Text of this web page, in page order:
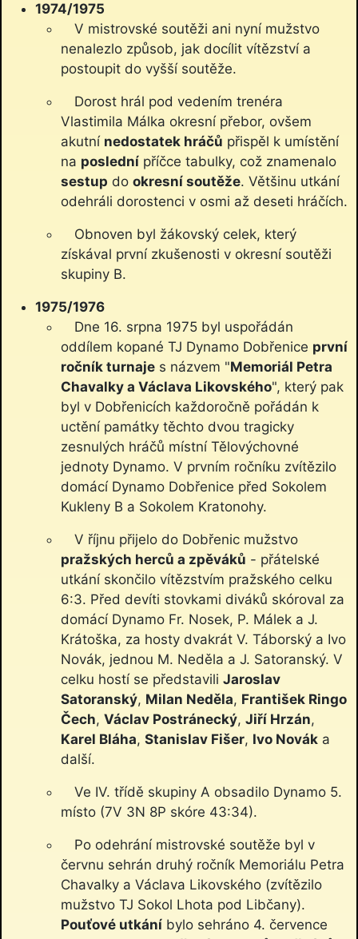
1974/1975
V mistrovské soutěži ani nyní mužstvo
nenalezlo způsob, jak docílit vítězství a
postoupit do vyšší soutěže.
Dorost hrál pod vedením trenéra
Vlastimila Málka okresní přebor, ovšem
akutní nedostatek hráčů přispěl k umístění
na poslední příčce tabulky, což znamenalo
sestup do okresní soutěže. Většinu utkání
odehráli dorostenci v osmi až deseti hráčích.
Obnoven byl žákovský celek, který
získával první zkušenosti v okresní soutěži
skupiny B.
1975/1976
Dne 16. srpna 1975 byl uspořádán
oddílem kopané TJ Dynamo Dobřenice první
ročník turnaje s názvem "Memoriál Petra
Chavalky a Václava Likovského", který pak
byl v Dobřenicích každoročně pořádán k
uctění památky těchto dvou tragicky
zesnulých hráčů místní Tělovýchovné
jednoty Dynamo. V prvním ročníku zvítězilo
domácí Dynamo Dobřenice před Sokolem
Kukleny B a Sokolem Kratonohy.
V říjnu přijelo do Dobřenic mužstvo
pražských herců a zpěváků - přátelské
utkání skončilo vítězstvím pražského celku
6:3. Před devíti stovkami diváků skóroval za
domácí Dynamo Fr. Nosek, P. Málek a J.
Krátoška, za hosty dvakrát V. Táborský a Ivo
Novák, jednou M. Neděla a J. Satoranský. V
celku hostí se představili Jaroslav
Satoranský, Milan Neděla, František Ringo
Čech, Václav Postránecký, Jiří Hrzán,
Karel Bláha, Stanislav Fišer, Ivo Novák a
další.
Ve IV. třídě skupiny A obsadilo Dynamo 5.
místo (7V 3N 8P skóre 43:34).
Po odehrání mistrovské soutěže byl v
červnu sehrán druhý ročník Memoriálu Petra
Chavalky a Václava Likovského (zvítězilo
mužstvo TJ Sokol Lhota pod Libčany).
Pouťové utkání bylo sehráno 4. července